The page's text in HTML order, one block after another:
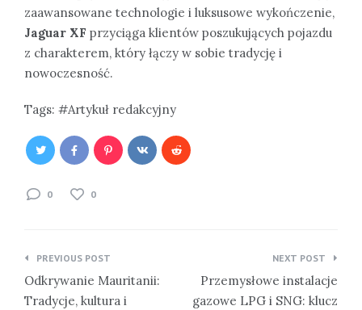
zaawansowane technologie i luksusowe wykończenie,
Jaguar XF przyciąga klientów poszukujących pojazdu
z charakterem, który łączy w sobie tradycję i
nowoczesność.
Tags: Artykuł redakcyjny
0 0
Nawigacja
wpisu
PREVIOUS POST
Odkrywanie Mauritanii:
Tradycje, kultura i
NEXT POST
Przemysłowe instalacje
gazowe LPG i SNG: klucz